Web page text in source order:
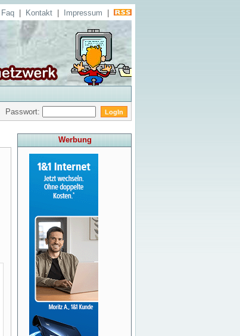
Faq Kontakt Impressum
Passwort:
Werbung